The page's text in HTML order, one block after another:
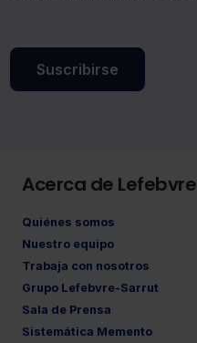
Suscribirse
Acerca de Lefebvre
Quiénes somos
Nuestro equipo
Trabaja con nosotros
Grupo Lefebvre-Sarrut
Sala de Prensa
Sistemática Memento